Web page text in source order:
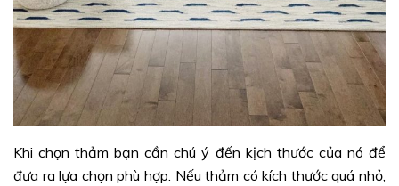
Khi chọn thảm bạn cần chú ý đến kịch thước của nó để
đưa ra lựa chọn phù hợp. Nếu thảm có kích thước quá nhỏ,